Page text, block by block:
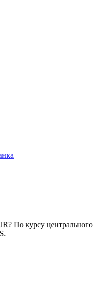
По курсу центрального